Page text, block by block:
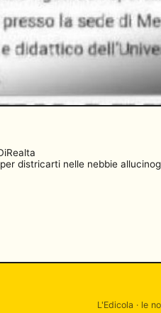
districarti nelle nebbie
L'Edicola · le